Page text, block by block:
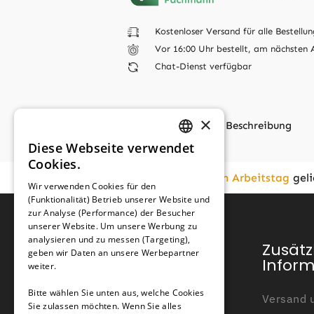
Kostenloser Versand für alle
Vor 16:00 Uhr bestellt, am
Chat-Dienst verfügbar
Beschreibung
Zusätzliche Informationen
Typ
Drahtstärke
am nächsten Arbeitstag
Kundendienst
Kundendienst
Versand
GERMAN
GERMAN
×
Diese Webseite verwendet
Cookies.
Wir verwenden Cookies für den
(Funktionalität) Betrieb unserer Website und
zur Analyse (Performance) der Besucher
unserer Website. Um unsere Werbung zu
analysieren und zu messen (Targeting),
geben wir Daten an unsere Werbepartner
weiter.
Bitte wählen Sie unten aus, welche Cookies
Sie zulassen möchten. Wenn Sie alles